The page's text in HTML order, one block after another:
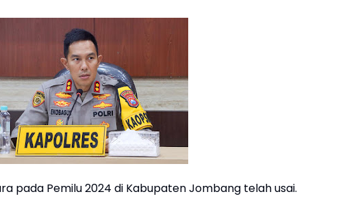
pada Pemilu 2024 di Kabupaten Jombang telah usai.